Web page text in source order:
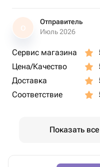
О
Отправитель
Июль 2026
Сервис магазина
Цена/Качество
Доставка
Соответствие
Показать